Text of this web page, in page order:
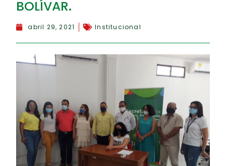
BOLÍVAR.
abril 29, 2021 Institucional